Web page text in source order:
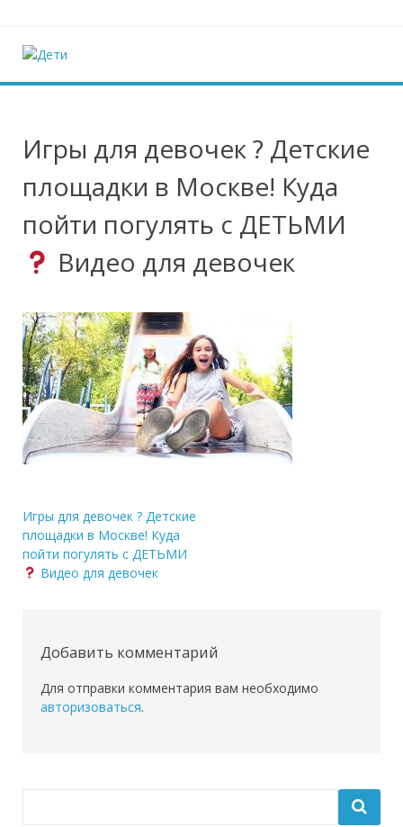
Дети
Игры для девочек ? Детские
площадки в Москве! Куда
пойти погулять с ДЕТЬМИ
Видео для девочек
Навигация
по
записям
Игры для девочек ? Детские
площадки в Москве! Куда
пойти погулять с ДЕТЬМИ
Видео для девочек
Добавить комментарий
Для отправки комментария вам необходимо
авторизоваться.